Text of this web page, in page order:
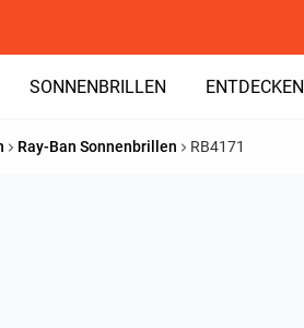
SONNENBRILLEN ENTDECKEN
Ray-Ban Sonnenbrillen RB4171